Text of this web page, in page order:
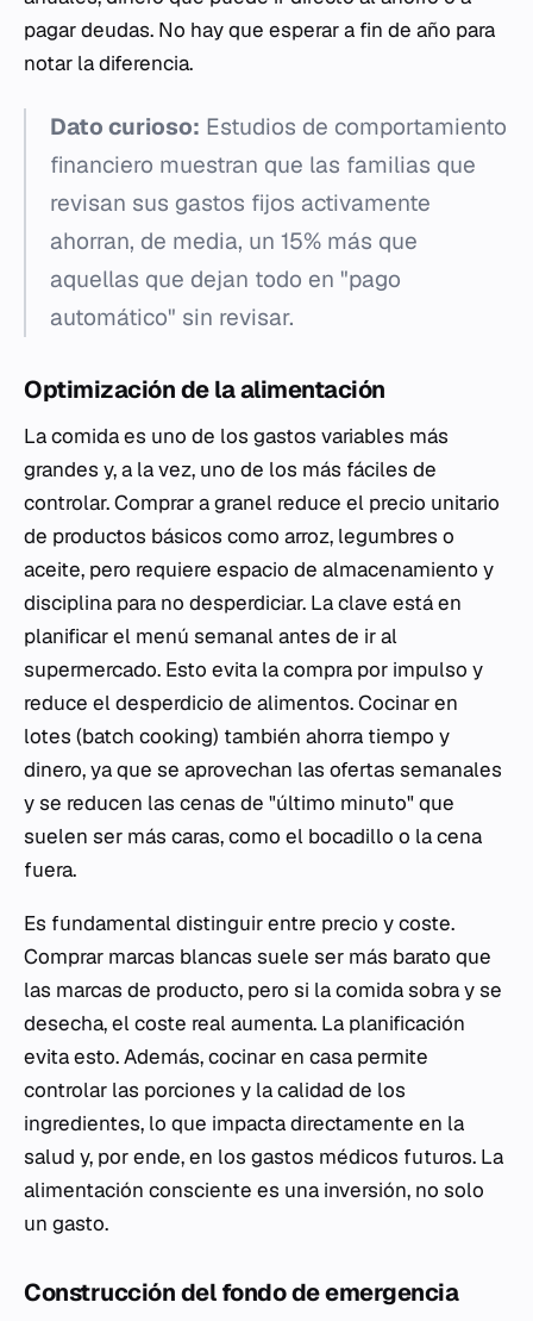
pagar deudas. No hay que esperar a fin de año para
notar la diferencia.
Dato curioso: Estudios de comportamiento
financiero muestran que las familias que
revisan sus gastos fijos activamente
ahorran, de media, un 15% más que
aquellas que dejan todo en "pago
automático" sin revisar.
Optimización de la alimentación
La comida es uno de los gastos variables más
grandes y, a la vez, uno de los más fáciles de
controlar. Comprar a granel reduce el precio unitario
de productos básicos como arroz, legumbres o
aceite, pero requiere espacio de almacenamiento y
disciplina para no desperdiciar. La clave está en
planificar el menú semanal antes de ir al
supermercado. Esto evita la compra por impulso y
reduce el desperdicio de alimentos. Cocinar en
lotes (batch cooking) también ahorra tiempo y
dinero, ya que se aprovechan las ofertas semanales
y se reducen las cenas de "último minuto" que
suelen ser más caras, como el bocadillo o la cena
fuera.
Es fundamental distinguir entre precio y coste.
Comprar marcas blancas suele ser más barato que
las marcas de producto, pero si la comida sobra y se
desecha, el coste real aumenta. La planificación
evita esto. Además, cocinar en casa permite
controlar las porciones y la calidad de los
ingredientes, lo que impacta directamente en la
salud y, por ende, en los gastos médicos futuros. La
alimentación consciente es una inversión, no solo
un gasto.
Construcción del fondo de emergencia